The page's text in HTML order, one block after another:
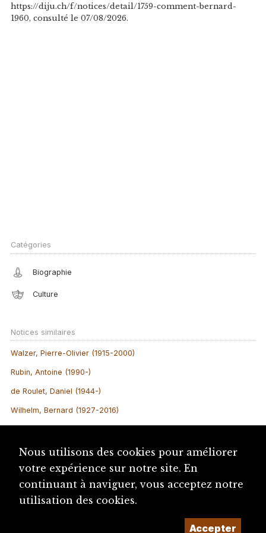
https://diju.ch/f/notices/detail/1759-comment-bernard-
1960, consulté le 07/08/2026.
Catégories
Biographie
Culture
Notices similaires
Walzer, Pierre-Olivier (1915-2000)
Rubin, Antoine (1990-)
de Roulet, Daniel (1944-)
Wilhelm, Bernard (1927-2016)
Fiechter, Jean-Jacques (1927-2022)
Société jurassienne d’Emulation (SJE)
Rossel, Virgile (1858-1933)
Sangsue, Daniel (1955-)
Nous utilisons des cookies pour améliorer
votre expérience sur notre site. En
continuant à naviguer, vous acceptez notre
utilisation des cookies.
Accepter